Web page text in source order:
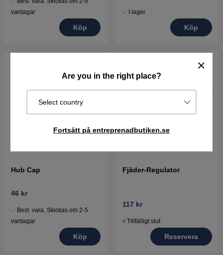
Are you in the right place?
Select country
Fortsätt på entreprenadbutiken.se
vardagar
Köp
I lager
Köp
Hub Cap
46 kr
Best. vara. Skickas om 2-5
vardagar
Köp
Fjäder-Regulator
117 kr
Tillfälligt slut
Reservera